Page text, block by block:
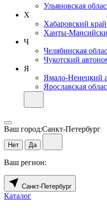
Ульяновская
Х
Хабаровский край
Ханты-
Ч
Челябинская
Чукотский
Я
Ямало-Ненецкий
Ярославская
Ваш город:Санкт-Петербург
Нет Да
Ваш регион:
Санкт-Петербург
Каталог